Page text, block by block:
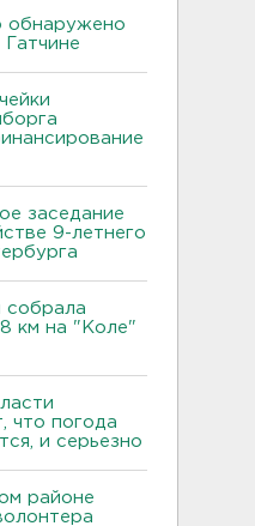
обнаружено
заседание
9-летнего
собрала
км на "Коле"
что погода
и серьезно
районе